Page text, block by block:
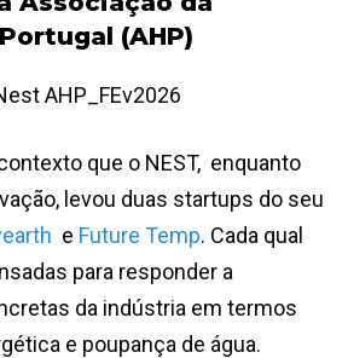
(AHP)
que o NEST, enquanto
levou duas startups do seu
e Future Temp. Cada qual
para responder a
da indústria em termos
e poupança de água.